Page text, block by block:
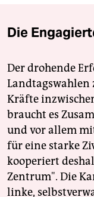
Die
Der drohende
Landtagswahlen
Kräfte
braucht es
und vor allem
für eine starke
kooperiert
Zentrum". Die
linke,